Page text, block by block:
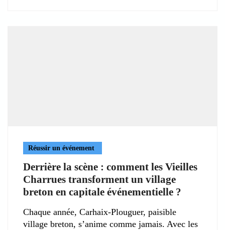
Réussir un événement
Derrière la scène : comment les Vieilles
Charrues transforment un village
breton en capitale événementielle ?
Chaque année, Carhaix-Plouguer, paisible
village breton, s’anime comme jamais. Avec les